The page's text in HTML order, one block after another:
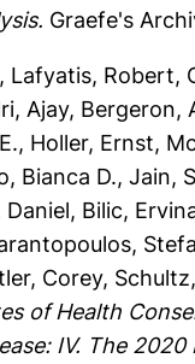
Graefe's
, Lafyatis, Robert,
Ajay, Bergeron,
, Holler, Ernst,
Bianca D., Jain,
Daniel, Bilic,
Corey,
of Health
IV. The